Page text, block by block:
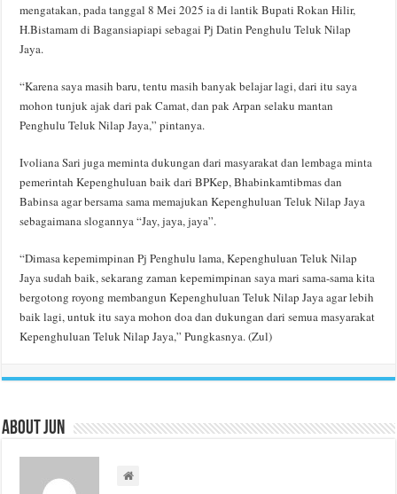
mengatakan, pada tanggal 8 Mei 2025 ia di lantik Bupati Rokan Hilir,
H.Bistamam di Bagansiapiapi sebagai Pj Datin Penghulu Teluk Nilap
Jaya.
“Karena saya masih baru, tentu masih banyak belajar lagi, dari itu saya
mohon tunjuk ajak dari pak Camat, dan pak Arpan selaku mantan
Penghulu Teluk Nilap Jaya,” pintanya.
Ivoliana Sari juga meminta dukungan dari masyarakat dan lembaga minta
pemerintah Kepenghuluan baik dari BPKep, Bhabinkamtibmas dan
Babinsa agar bersama sama memajukan Kepenghuluan Teluk Nilap Jaya
sebagaimana slogannya “Jay, jaya, jaya”.
“Dimasa kepemimpinan Pj Penghulu lama, Kepenghuluan Teluk Nilap
Jaya sudah baik, sekarang zaman kepemimpinan saya mari sama-sama kita
bergotong royong membangun Kepenghuluan Teluk Nilap Jaya agar lebih
baik lagi, untuk itu saya mohon doa dan dukungan dari semua masyarakat
Kepenghuluan Teluk Nilap Jaya,” Pungkasnya. (Zul)
About Jun